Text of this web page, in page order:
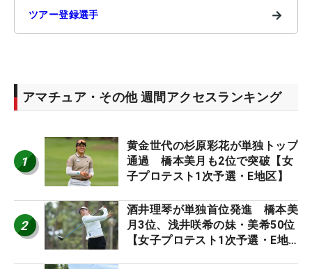
ツアー登録選手 →
アマチュア・その他 週間アクセスランキング
1
黄金世代の杉原彩花が単独トップ
通過 橋本美月も2位で突破【女
子プロテスト1次予選・E地区】
2
酒井理琴が単独首位発進 橋本美
月3位、浅井咲希の妹・美希50位
【女子プロテスト1次予選・E地